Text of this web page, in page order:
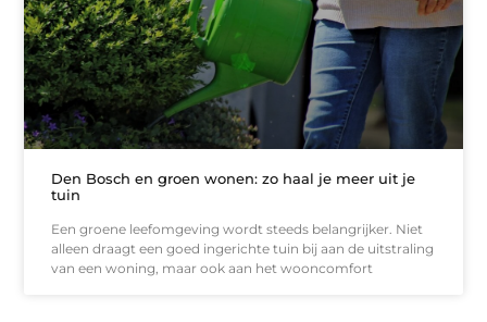
Den Bosch en groen wonen: zo haal je meer uit je
tuin
Een groene leefomgeving wordt steeds belangrijker. Niet
alleen draagt een goed ingerichte tuin bij aan de uitstraling
van een woning, maar ook aan het wooncomfort